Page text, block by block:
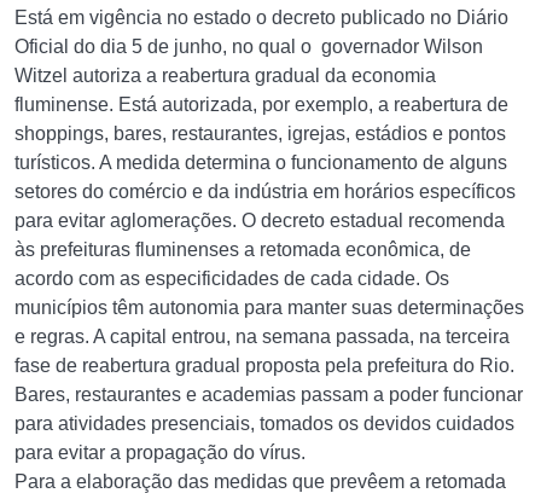
Está em vigência no estado o decreto publicado no Diário
Oficial do dia 5 de junho, no qual o governador Wilson
Witzel autoriza a reabertura gradual da economia
fluminense. Está autorizada, por exemplo, a reabertura de
shoppings, bares, restaurantes, igrejas, estádios e pontos
turísticos. A medida determina o funcionamento de alguns
setores do comércio e da indústria em horários específicos
para evitar aglomerações. O decreto estadual recomenda
às prefeituras fluminenses a retomada econômica, de
acordo com as especificidades de cada cidade. Os
municípios têm autonomia para manter suas determinações
e regras. A capital entrou, na semana passada, na terceira
fase de reabertura gradual proposta pela prefeitura do Rio.
Bares, restaurantes e academias passam a poder funcionar
para atividades presenciais, tomados os devidos cuidados
para evitar a propagação do vírus.
Para a elaboração das medidas que prevêem a retomada